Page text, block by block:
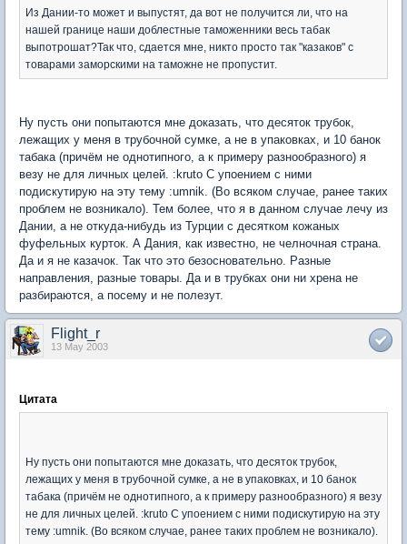
Из Дании-то может и выпустят, да вот не получится ли, что на
нашей границе наши доблестные таможенники весь табак
выпотрошат?Так что, сдается мне, никто просто так "казаков" с
товарами заморскими на таможне не пропустит.
Ну пусть они попытаются мне доказать, что десяток трубок,
лежащих у меня в трубочной сумке, а не в упаковках, и 10 банок
табака (причём не однотипного, а к примеру разнообразного) я
везу не для личных целей. :kruto С упоением с ними
подискутирую на эту тему :umnik. (Во всяком случае, ранее таких
проблем не возникало). Тем более, что я в данном случае лечу из
Дании, а не откуда-нибудь из Турции с десятком кожаных
фуфельных курток. А Дания, как известно, не челночная страна.
Да и я не казачок. Так что это безосновательно. Разные
направления, разные товары. Да и в трубках они ни хрена не
разбираются, а посему и не полезут.
Flight_r
13 May 2003
Цитата
Ну пусть они попытаются мне доказать, что десяток трубок,
лежащих у меня в трубочной сумке, а не в упаковках, и 10 банок
табака (причём не однотипного, а к примеру разнообразного) я везу
не для личных целей. :kruto С упоением с ними подискутирую на эту
тему :umnik. (Во всяком случае, ранее таких проблем не возникало).